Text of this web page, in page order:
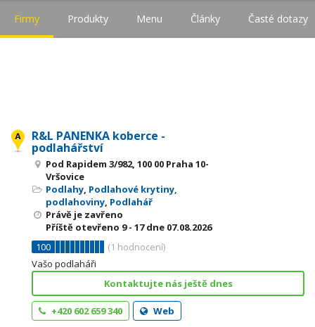
Firmy Produkty Menu Články Časté dotazy
R&L PANENKA koberce -
podlahářství
Pod Rapidem 3/982, 100 00 Praha 10-
Vršovice
Podlahy, Podlahové krytiny,
podlahoviny, Podlahář
Právě je zavřeno
Příště otevřeno 9 - 17dne 07.08.2026
100
(1 hodnocení)
Vašo podlaháři
Kontaktujte nás ještě dnes
+420 602 659 340 Web